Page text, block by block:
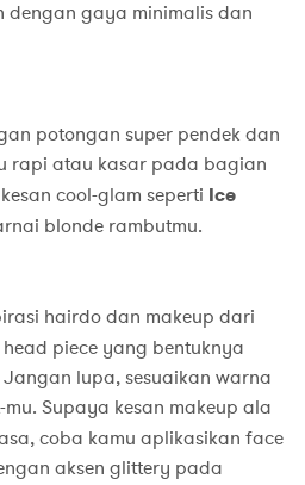
dengan gaya minimalis dan
potongan super pendek dan
rapi atau kasar pada bagian
cool-glam seperti Ice
blonde rambutmu.
hairdo dan makeup dari
head piece yang bentuknya
lupa, sesuaikan warna
Supaya kesan makeup ala
coba kamu aplikasikan face
aksen glittery pada